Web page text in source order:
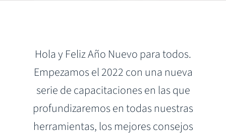
Hola y Feliz Año Nuevo para todos.
Empezamos el 2022 con una nueva
serie de capacitaciones en las que
profundizaremos en todas nuestras
herramientas, los mejores consejos